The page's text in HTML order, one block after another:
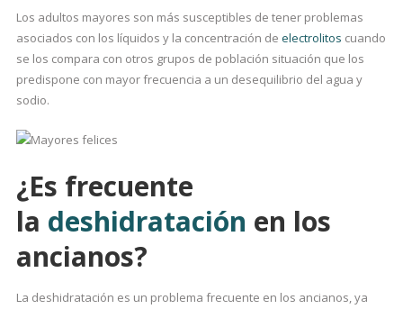
Los adultos mayores son más susceptibles de tener problemas
asociados con los líquidos y la concentración de electrolitos cuando
se los compara con otros grupos de población situación que los
predispone con mayor frecuencia a un desequilibrio del agua y
sodio.
¿Es frecuente
la deshidratación en los
ancianos?
La deshidratación es un problema frecuente en los ancianos, ya